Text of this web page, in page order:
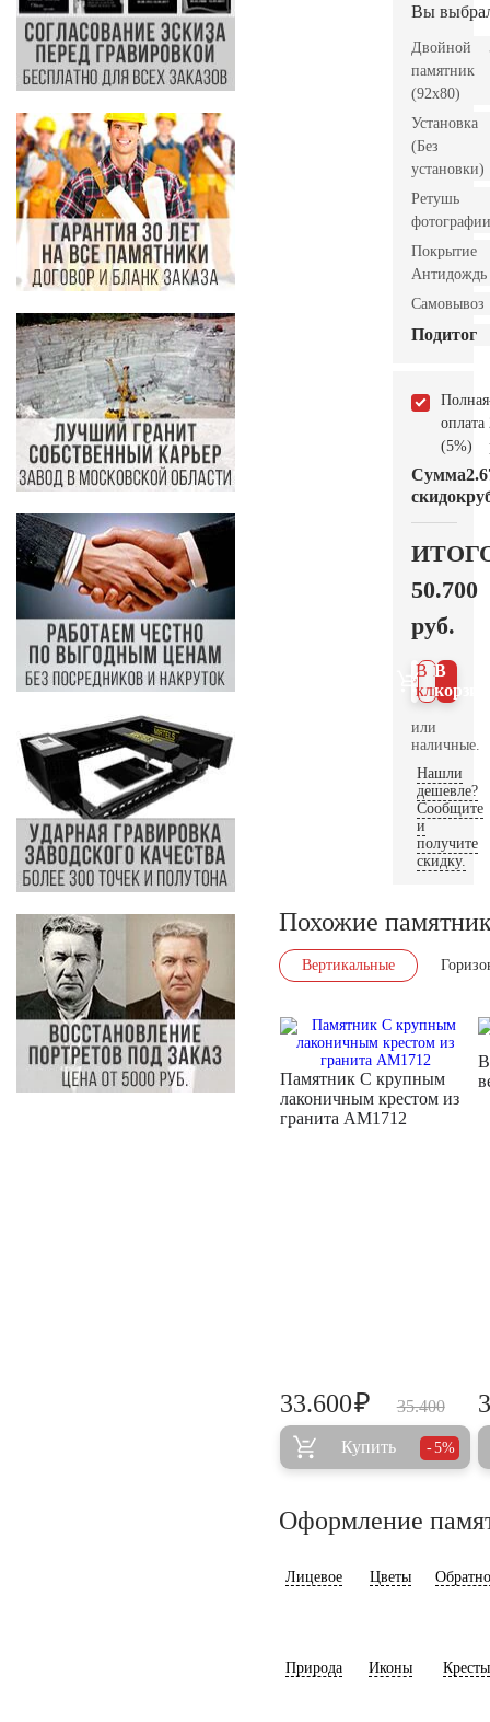
Вы
Двойной
памятник
(92х80)
Установка
(Без
установки)
Ретушь
фотографии
Покрытие
Антидождь
Самовывоз
Подитог
Полная
оплата
(5%)
Сумма
скидок
50.700
руб.
В
В 1
клик
или
наличные.
Нашли
дешевле?
Сообщите
и
получите
скидку.
Похожие
Вертикальные
Памятник С крупным
лаконичным крестом из
гранита AM1712
35.400
33.600₽
Купить 5%
Оформление
Лицевое Цветы
Природа Иконы Кресты